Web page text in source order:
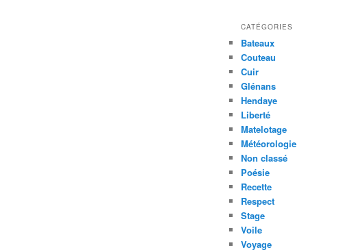
CATÉGORIES
Bateaux
Couteau
Cuir
Glénans
Hendaye
Liberté
Matelotage
Météorologie
Non classé
Poésie
Recette
Respect
Stage
Voile
Voyage